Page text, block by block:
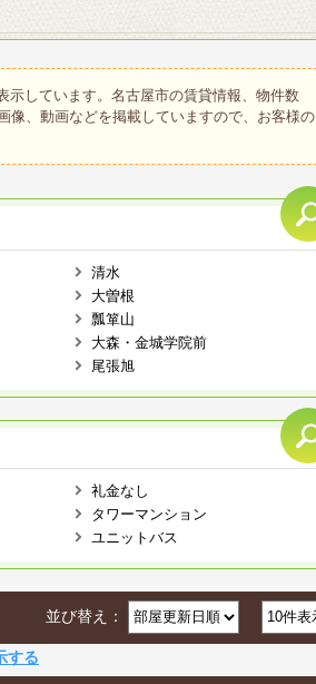
示しています。名古屋市の賃貸情報、物件数
像、動画などを掲載していますので、お客様の
清水
大曽根
瓢箪山
大森・金城学院前
尾張旭
礼金なし
タワーマンション
ユニットバス
並び替え：
する